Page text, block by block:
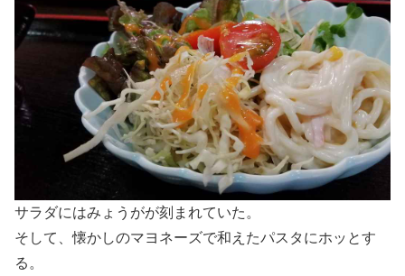
サラダにはみょうがが刻まれていた。
そして、懐かしのマヨネーズで和えたパスタにホッとす
る。